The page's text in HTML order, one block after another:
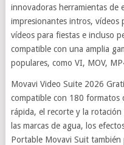
innovadoras herramientas de
impresionantes intros, vídeos
vídeos para fiestas e incluso
compatible con una amplia
populares, como VI, MOV,
Movavi Video Suite 2026
compatible con 180 formatos
rápida, el recorte y la
las marcas de agua, los
Portable Movavi Suit